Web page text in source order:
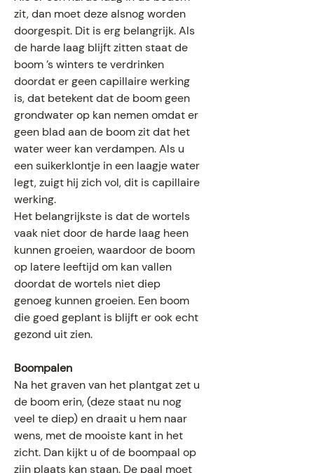
zit, dan moet deze alsnog worden
doorgespit. Dit is erg belangrijk. Als
de harde laag blijft zitten staat de
boom ’s winters te verdrinken
doordat er geen capillaire werking
is, dat betekent dat de boom geen
grondwater op kan nemen omdat er
geen blad aan de boom zit dat het
water weer kan verdampen. Als u
een suikerklontje in een laagje water
legt, zuigt hij zich vol, dit is capillaire
werking.
Het belangrijkste is dat de wortels
vaak niet door de harde laag heen
kunnen groeien, waardoor de boom
op latere leeftijd om kan vallen
doordat de wortels niet diep
genoeg kunnen groeien. Een boom
die goed geplant is blijft er ook echt
gezond uit zien.
Boompalen
Na het graven van het plantgat zet u
de boom erin, (deze staat nu nog
veel te diep) en draait u hem naar
wens, met de mooiste kant in het
zicht. Dan kijkt u of de boompaal op
zijn plaats kan staan. De paal moet